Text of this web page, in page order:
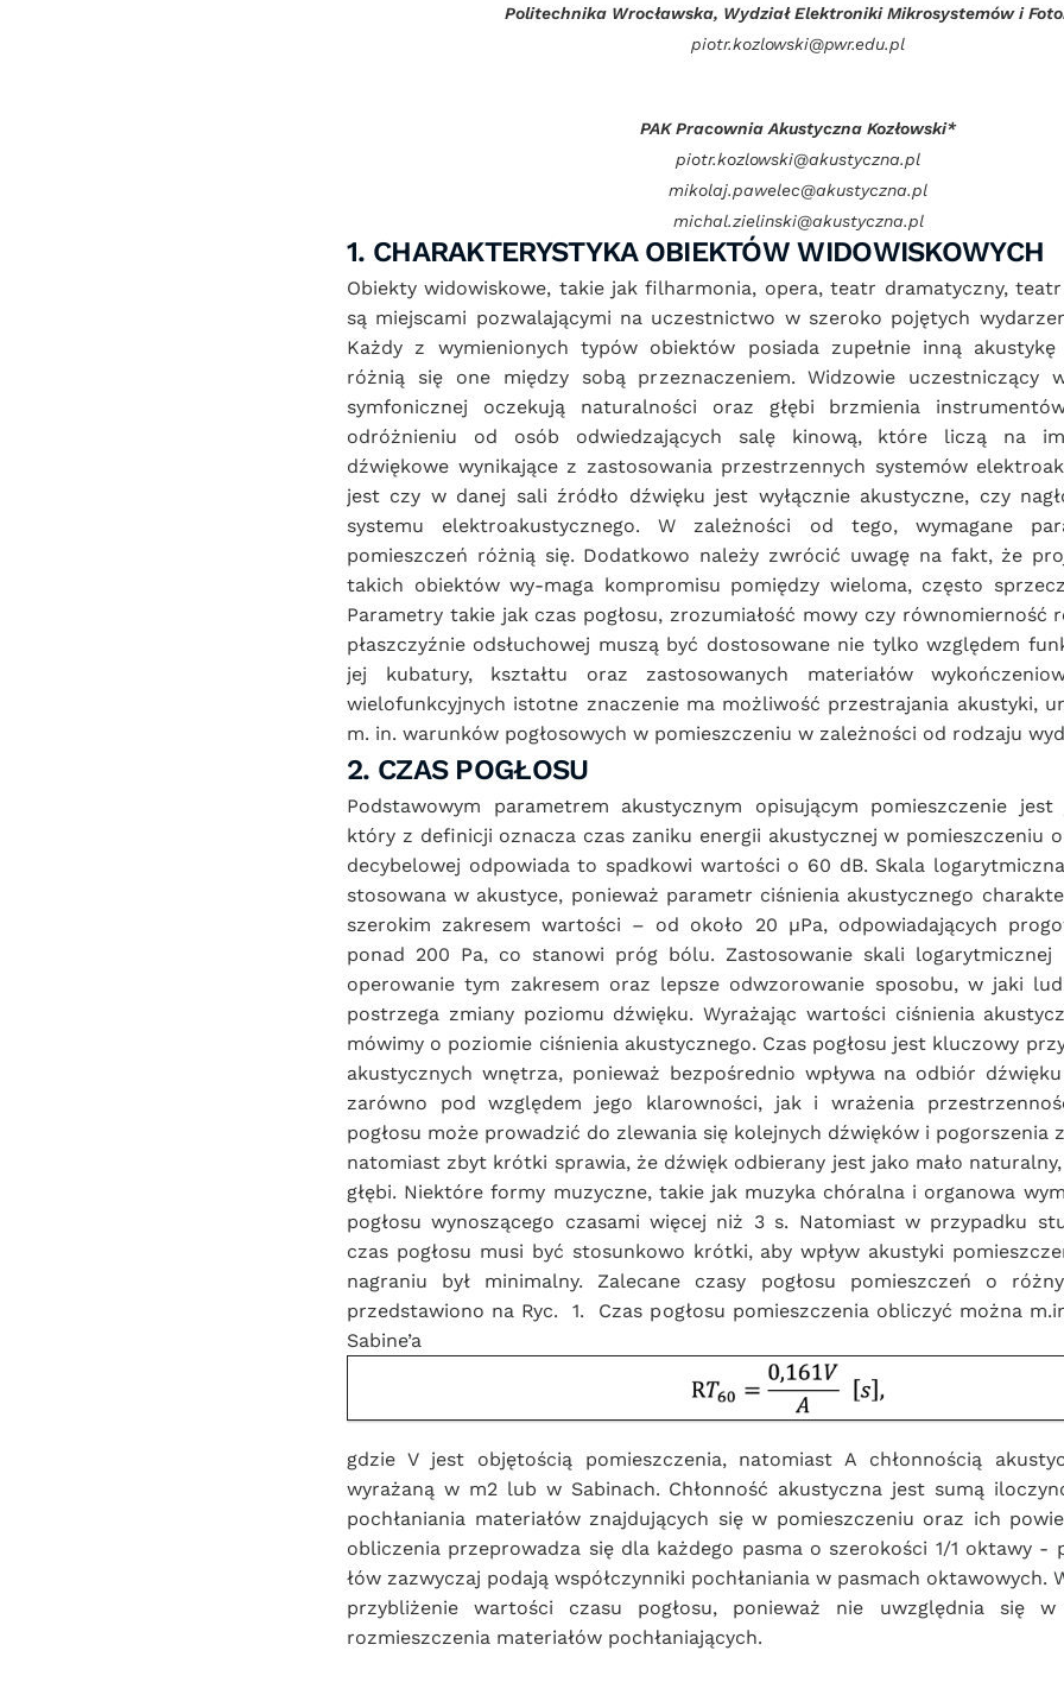
Politechnika Wrocławska, Wydział Elektroniki Mikrosystemów i
piotr.kozlowski@pwr.edu.pl
PAK Pracownia Akustyczna Kozłowski*
piotr.kozlowski@akustyczna.pl
mikolaj.pawelec@akustyczna.pl
michal.zielinski@akustyczna.pl
1. CHARAKTERYSTYKA OBIEKTÓW WIDOWISKOWYCH
Obiekty widowiskowe, takie jak filharmonia, opera, teatr dramatyczny,
są miejscami pozwalającymi na uczestnictwo w szeroko pojętych
Każdy z wymienionych typów obiektów posiada zupełnie inną
różnią się one między sobą przeznaczeniem. Widzowie uczestniczący
symfonicznej oczekują naturalności oraz głębi brzmienia
odróżnieniu od osób odwiedzających salę kinową, które liczą na
dźwiękowe wynikające z zastosowania przestrzennych systemów
jest czy w danej sali źródło dźwięku jest wyłącznie akustyczne, czy
systemu elektroakustycznego. W zależności od tego, wymagane
pomieszczeń różnią się. Dodatkowo należy zwrócić uwagę na fakt, że
takich obiektów wy-maga kompromisu pomiędzy wieloma, często
Parametry takie jak czas pogłosu, zrozumiałość mowy czy równomierność
płaszczyźnie odsłuchowej muszą być dostosowane nie tylko względem
jej kubatury, kształtu oraz zastosowanych materiałów
wielofunkcyjnych istotne znaczenie ma możliwość przestrajania akustyki,
m. in. warunków pogłosowych w pomieszczeniu w zależności od rodzaju
2. CZAS POGŁOSU
Podstawowym parametrem akustycznym opisującym pomieszczenie jest
który z definicji oznacza czas zaniku energii akustycznej w pomieszczeniu
decybelowej odpowiada to spadkowi wartości o 60 dB. Skala
stosowana w akustyce, ponieważ parametr ciśnienia akustycznego
szerokim zakresem wartości – od około 20 µPa, odpowiadających
ponad 200 Pa, co stanowi próg bólu. Zastosowanie skali logarytmicznej
operowanie tym zakresem oraz lepsze odwzorowanie sposobu, w jaki
postrzega zmiany poziomu dźwięku. Wyrażając wartości ciśnienia
mówimy o poziomie ciśnienia akustycznego. Czas pogłosu jest kluczowy
akustycznych wnętrza, ponieważ bezpośrednio wpływa na odbiór
zarówno pod względem jego klarowności, jak i wrażenia
pogłosu może prowadzić do zlewania się kolejnych dźwięków i pogorszenia
natomiast zbyt krótki sprawia, że dźwięk odbierany jest jako mało
głębi. Niektóre formy muzyczne, takie jak muzyka chóralna i organowa
pogłosu wynoszącego czasami więcej niż 3 s. Natomiast w przypadku
czas pogłosu musi być stosunkowo krótki, aby wpływ akustyki
nagraniu był minimalny. Zalecane czasy pogłosu pomieszczeń o
przedstawiono na Ryc.  1.  Czas pogłosu pomieszczenia obliczyć można
Sabine’a
gdzie V jest objętością pomieszczenia, natomiast A chłonnością
wyrażaną w m2 lub w Sabinach. Chłonność akustyczna jest sumą
pochłaniania materiałów znajdujących się w pomieszczeniu oraz ich
obliczenia przeprowadza się dla każdego pasma o szerokości 1/1 oktawy -
łów zazwyczaj podają współczynniki pochłaniania w pasmach oktawowych.
przybliżenie wartości czasu pogłosu, ponieważ nie uwzględnia się
rozmieszczenia materiałów pochłaniających.